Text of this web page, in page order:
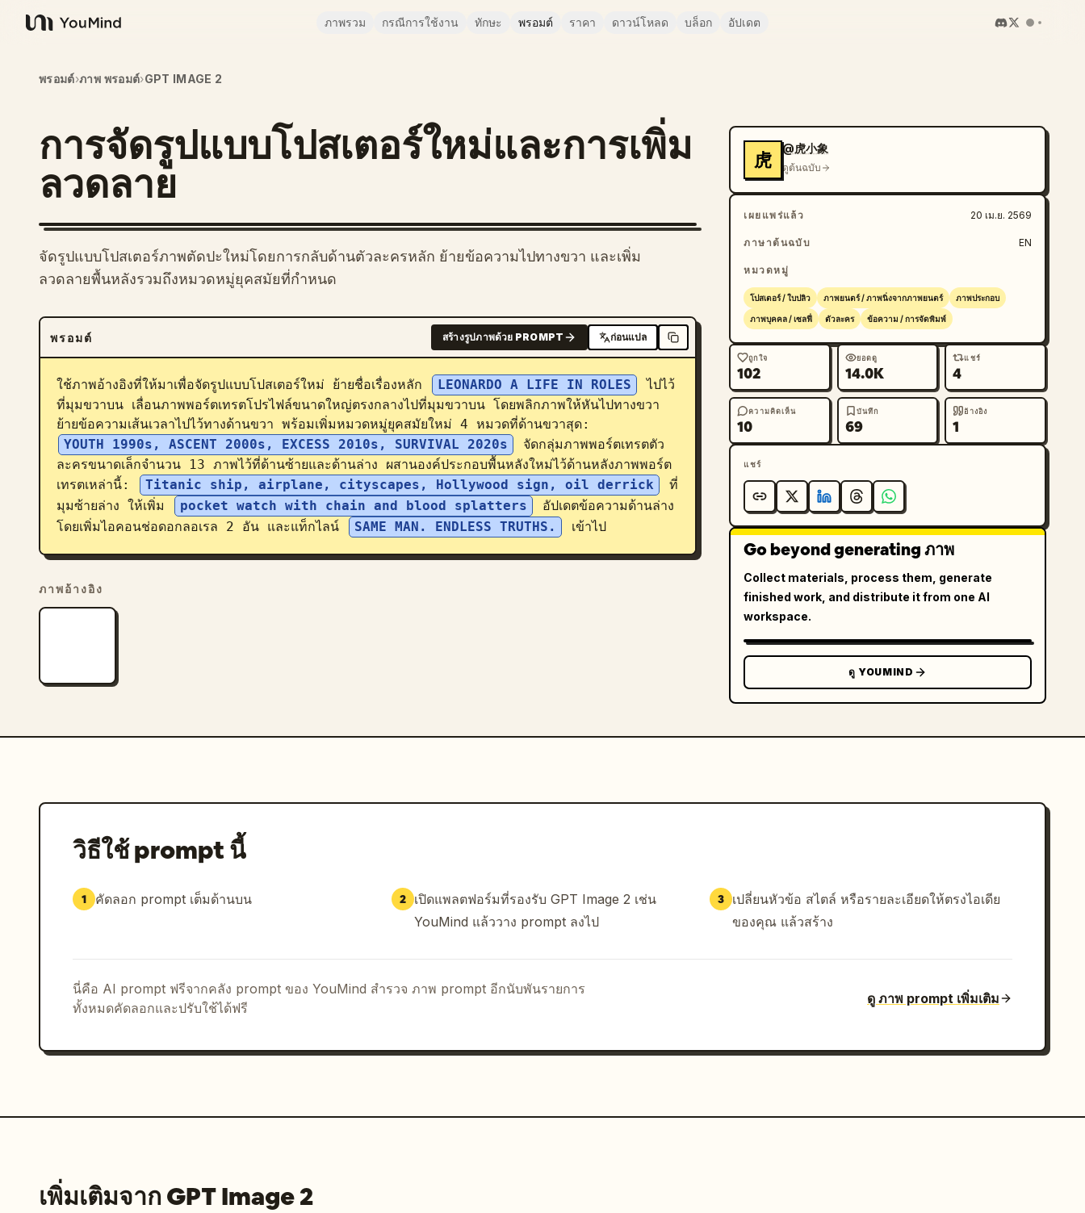
YouMind
ภาพรวม กรณีการใช้งาน ทักษะ พรอมต์ ราคา ดาวน์โหลด บล็อก อัปเดต
พรอมต์›ภาพ พรอมต์›GPT IMAGE 2
การจัดรูปแบบโปสเตอร์ใหม่และการเพิ่ม
ลวดลาย
จัดรูปแบบโปสเตอร์ภาพตัดปะใหม่โดยการกลับด้านตัวละครหลัก ย้ายข้อความไปทางขวา และเพิ่ม
ลวดลายพื้นหลังรวมถึงหมวดหมู่ยุคสมัยที่กำหนด
พรอมต์ สร้างรูปภาพด้วย PROMPT ก่อนแปล
ใช้ภาพอ้างอิงที่ให้มาเพื่อจัดรูปแบบโปสเตอร์ใหม่ ย้ายชื่อเรื่องหลัก LEONARDO A LIFE IN ROLES
ไปไว้
ที่มุมขวาบน เลื่อนภาพพอร์ตเทรตโปรไฟล์ขนาดใหญ่ตรงกลางไปที่มุมขวาบน โดยพลิกภาพให้หันไปทางขวา
ย้ายข้อความเส้นเวลาไปไว้ทางด้านขวา พร้อมเพิ่มหมวดหมู่ยุคสมัยใหม่ 4 หมวดที่ด้านขวาสุด:
YOUTH 1990s, ASCENT 2000s, EXCESS 2010s, SURVIVAL 2020s
จัดกลุ่มภาพพอร์ตเทรตตัว
ละครขนาดเล็กจำนวน 13 ภาพไว้ที่ด้านซ้ายและด้านล่าง ผสานองค์ประกอบพื้นหลังใหม่ไว้ด้านหลังภาพพอร์ต
เทรตเหล่านี้:
Titanic ship, airplane, cityscapes, Hollywood sign, oil derrick
ที่
มุมซ้ายล่าง ให้เพิ่ม
pocket watch with chain and blood splatters
อัปเดตข้อความด้านล่าง
โดยเพิ่มไอคอนช่อดอกลอเรล 2 อัน และแท็กไลน์
SAME MAN. ENDLESS TRUTHS. เข้าไป
ภาพอ้างอิง
虎
@虎小象
ดูต้นฉบับ
เผยแพร่แล้ว 20 เม.ย. 2569
ภาษาต้นฉบับ EN
หมวดหมู่
โปสเตอร์ / ใบปลิว ภาพยนตร์ / ภาพนิ่งจากภาพยนตร์ ภาพประกอบ
ภาพบุคคล / เซลฟี่ ตัวละคร ข้อความ / การจัดพิมพ์
ถูกใจ
102
ยอดดู
14.0K
แชร์
4
ความคิดเห็น
10
บันทึก
69
อ้างอิง
1
แชร์
Go beyond generating ภาพ
Collect materials, process them, generate
finished work, and distribute it from one AI
workspace.
ดู YOUMIND
วิธีใช้ prompt นี้
1 คัดลอก prompt เต็มด้านบน 2 เปิดแพลตฟอร์มที่รองรับ GPT Image 2 เช่น
YouMind แล้ววาง prompt ลงไป
3
เปลี่ยนหัวข้อ สไตล์ หรือรายละเอียดให้ตรงไอเดีย
ของคุณ แล้วสร้าง
นี่คือ AI prompt ฟรีจากคลัง prompt ของ YouMind สำรวจ ภาพ prompt อีกนับพันรายการ
ทั้งหมดคัดลอกและปรับใช้ได้ฟรี
ดู ภาพ prompt เพิ่มเติม
เพิ่มเติมจาก GPT Image 2